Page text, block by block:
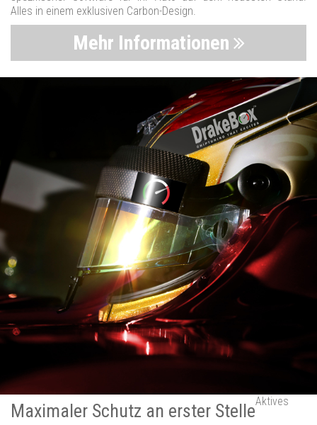
Alles in einem exklusiven Carbon-Design.
Mehr Informationen
Maximaler Schutz an erster StelleAktives